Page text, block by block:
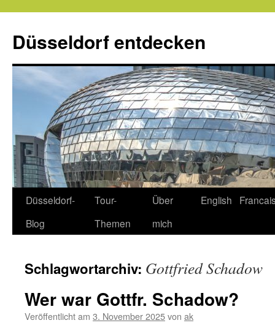
springen
Düsseldorf entdecken
Düsseldorf-
Blog
Tour-
Themen
Über
mich
English
Schlagwortarchiv: Gottfried Schadow
Wer war Gottfr. Schadow?
Veröffentlicht am 3. November 2025von ak